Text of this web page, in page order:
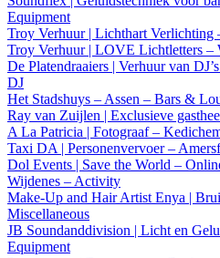
Equipment
Troy Verhuur | Lichthart Verlichting
Troy Verhuur | LOVE Lichtletters –
De Platendraaiers | Verhuur van
DJ
Het Stadshuys – Assen – Bars &
Ray van Zuijlen | Exclusieve
A La Patricia | Fotograaf –
Taxi DA | Personenvervoer –
Dol Events | Save the World –
Wijdenes – Activity
Make-Up and Hair Artist Enya |
Miscellaneous
JB Soundanddivision | Licht en
Equipment